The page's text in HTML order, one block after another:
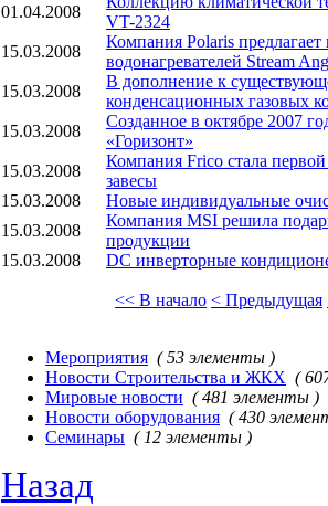
01.04.2008
VT-2324
15.03.2008
Компания Polaris
водонагревателей Stream
15.03.2008
В дополнение к
конденсационных газовых
15.03.2008
Созданное в октябре 2007
«Горизонт»
15.03.2008
Компания Frico стала
завесы
15.03.2008
Новые индивидуальные
15.03.2008
Компания MSI решила
продукции
15.03.2008
DC инверторные
<< В начало < Предыдущая
Мероприятия ( 53 элементы )
Новости Строительства и ЖКХ (
Мировые новости ( 481 элементы )
Новости оборудования ( 430
Семинары ( 12 элементы )
Назад